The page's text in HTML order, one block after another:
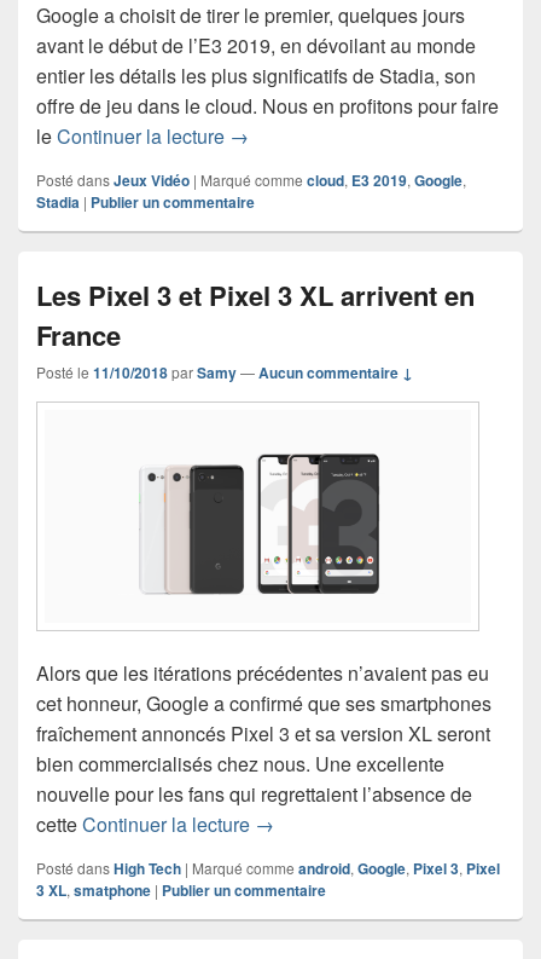
Google a choisit de tirer le premier, quelques jours
avant le début de l’E3 2019, en dévoilant au monde
entier les détails les plus significatifs de Stadia, son
offre de jeu dans le cloud. Nous en profitons pour faire
leContinuer la lecture Google Stadia : Il Est Urgent
→
Posté dansJeux Vidéo | Marqué comme cloud, E3 2019, Google,
Stadia | Publier un commentaire
Les Pixel 3 et Pixel 3 XL arrivent en
France
Posté le 11/10/2018parSamy—Aucun commentaire ↓
Alors que les itérations précédentes n’avaient pas eu
cet honneur, Google a confirmé que ses smartphones
fraîchement annoncés Pixel 3 et sa version XL seront
bien commercialisés chez nous. Une excellente
nouvelle pour les fans qui regrettaient l’absence de
cetteContinuer la lecture Les Pixel 3 et Pixel 3 XL arrivent
→
Posté dansHigh Tech | Marqué comme android, Google, Pixel 3, Pixel
3 XL, smatphone | Publier un commentaire